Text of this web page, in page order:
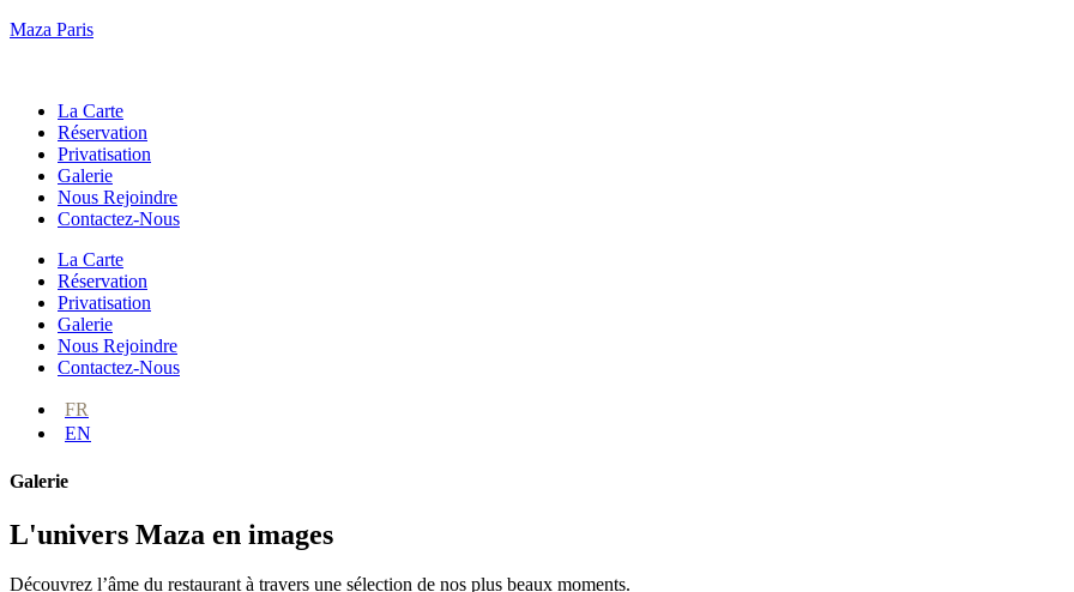
Maza Paris
La Carte
Réservation
Privatisation
Galerie
Nous Rejoindre
Contactez-Nous
La Carte
Réservation
Privatisation
Galerie
Nous Rejoindre
Contactez-Nous
FR
EN
Galerie
L'univers Maza en images
Découvrez l’âme du restaurant à travers une sélection de nos plus beaux moments.